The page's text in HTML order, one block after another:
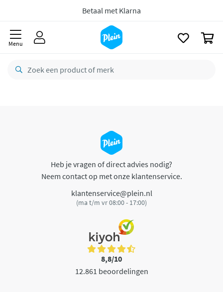
Betaal met Klarna
Menu
Heb je vragen of direct advies nodig?
Neem contact op met onze klantenservice.
klantenservice@plein.nl
(ma t/m vr 08:00 - 17:00)
8,8/10
12.861 beoordelingen